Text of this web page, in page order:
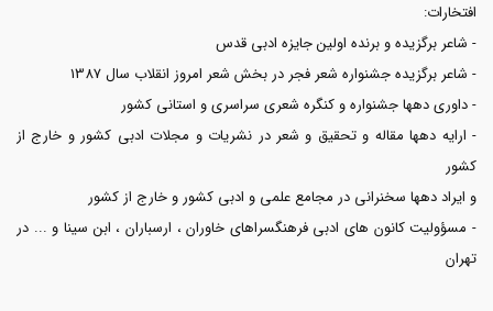
افتخارات:
- شاعر برگزیده و برنده اولین جایزه ادبی قدس
- شاعر برگزیده جشنواره شعر فجر در بخش شعر امروز انقلاب سال 1387
- داوری دهها جشنواره و کنگره شعری سراسری و استانی کشور
- ارایه دهها مقاله و تحقیق و شعر در نشریات و مجلات ادبی کشور و خارج از
کشور
و ایراد دهها سخنرانی در مجامع علمی و ادبی کشور و خارج از کشور
- مسؤولیت کانون های ادبی فرهنگسراهای خاوران ، ارسباران ، ابن سینا و ... در
تهران